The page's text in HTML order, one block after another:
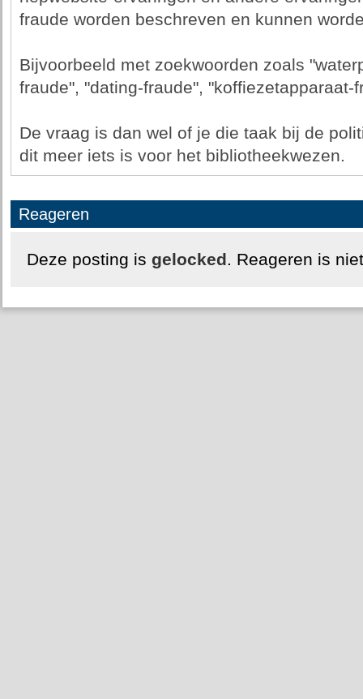
fraude worden beschreven en kunnen
Bijvoorbeeld met zoekwoorden zoals
fraude", "dating-fraude", "koffiezetapparaat-
De vraag is dan wel of je die taak bij de
dit meer iets is voor het bibliotheekwezen.
Reageren
Deze posting is gelocked. Reageren is